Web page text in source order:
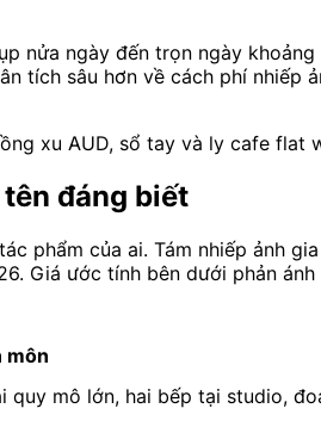
nửa ngày đến trọn ngày
tích sâu hơn về cách phí nhiếp
xu AUD, sổ tay và ly cafe flat
đáng biết
phẩm của ai. Tám nhiếp ảnh
Giá ước tính bên dưới phản
môn
quy mô lớn, hai bếp tại studio,